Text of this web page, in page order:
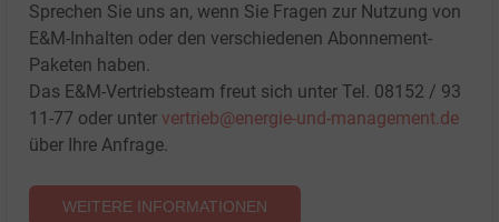
Sprechen Sie uns an, wenn Sie Fragen zur Nutzung von
E&M-Inhalten oder den verschiedenen Abonnement-
Paketen haben.
Das E&M-Vertriebsteam freut sich unter Tel. 08152 / 93
11-77 oder unter vertrieb@energie-und-management.de
über Ihre Anfrage.
WEITERE INFORMATIONEN